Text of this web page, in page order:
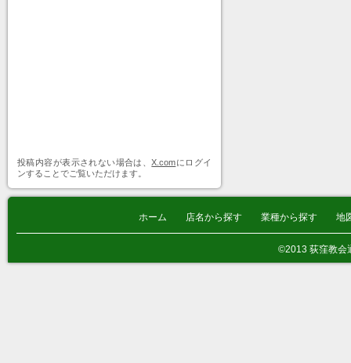
投稿内容が表示されない場合は、X.comにログイ
ンすることでご覧いただけます。
ホーム 店名から探す 業種から探す 地
©2013 荻窪教会